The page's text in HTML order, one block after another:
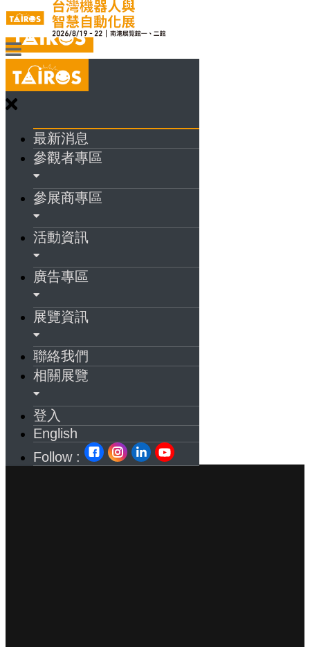
最新消息
參觀者專區
參展商專區
活動資訊
廣告專區
展覽資訊
聯絡我們
相關展覽
登入
English
Follow :